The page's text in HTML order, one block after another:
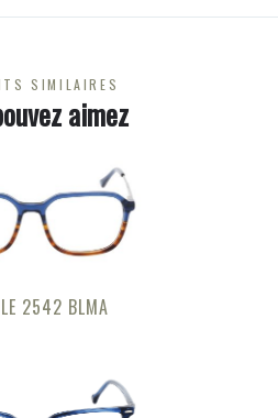
SIMILAIRES
aimez
LE 2542 BLMA